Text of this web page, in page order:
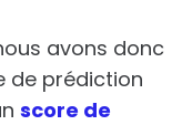
avons donc
de prédiction
score de